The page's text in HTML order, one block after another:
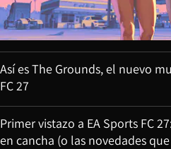
Así es The Grounds, el nuevo
FC 27
Primer vistazo a EA Sports FC
en cancha (o las novedades